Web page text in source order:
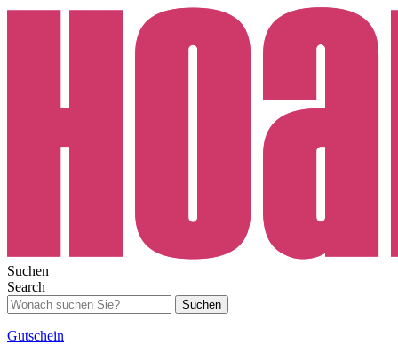
Suchen
Search
Suchen
Gutschein